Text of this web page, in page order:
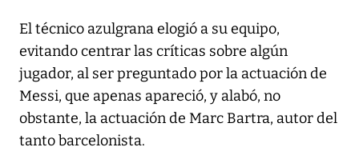
El técnico azulgrana elogió a su equipo,
evitando centrar las críticas sobre algún
jugador, al ser preguntado por la actuación de
Messi, que apenas apareció, y alabó, no
obstante, la actuación de Marc Bartra, autor del
tanto barcelonista.